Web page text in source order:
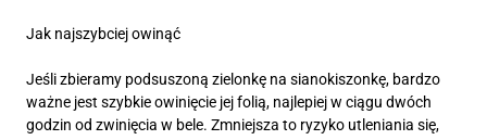
Jak najszybciej owinąć
Jeśli zbieramy podsuszoną zielonkę na sianokiszonkę, bardzo
ważne jest szybkie owinięcie jej folią, najlepiej w ciągu dwóch
godzin od zwinięcia w bele. Zmniejsza to ryzyko utleniania się,